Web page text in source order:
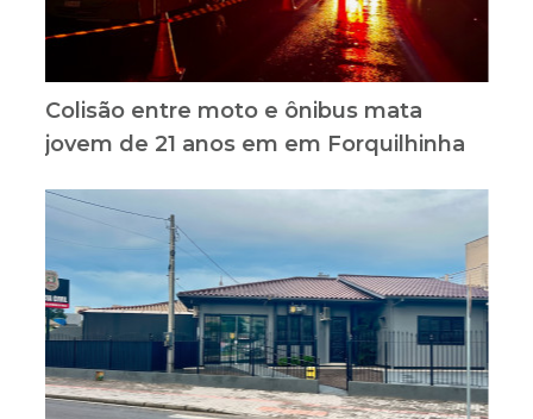
Colisão entre moto e ônibus mata
jovem de 21 anos em em Forquilhinha